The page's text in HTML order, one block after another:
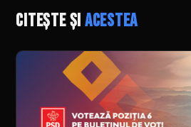
Citește șiacestea